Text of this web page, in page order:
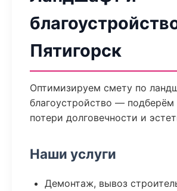
Пятигорск
Оптимизируем смету по
благоустройство — подберём
потери долговечности и
Наши услуги
Демонтаж, вывоз